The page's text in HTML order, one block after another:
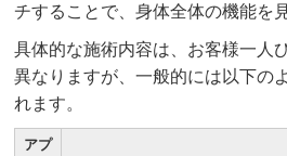
チすることで、身体全体の機能を
具体的な施術内容は、お客様一人
異なりますが、一般的には以下の
れます。
アプ